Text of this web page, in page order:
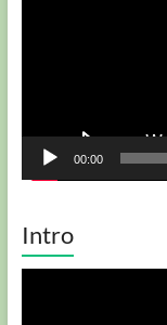
00:00
Intro